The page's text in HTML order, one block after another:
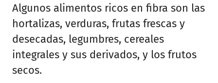
Algunos alimentos ricos en fibra son las
hortalizas, verduras, frutas frescas y
desecadas, legumbres, cereales
integrales y sus derivados, y los frutos
secos.